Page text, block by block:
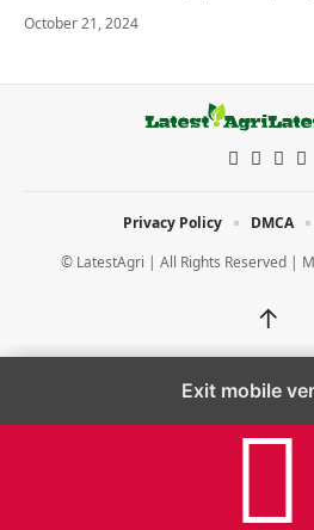
October 21, 2024
© LatestAgri | All Rights Reserved |
Privacy Policy DMCA
↑
Exit mobile